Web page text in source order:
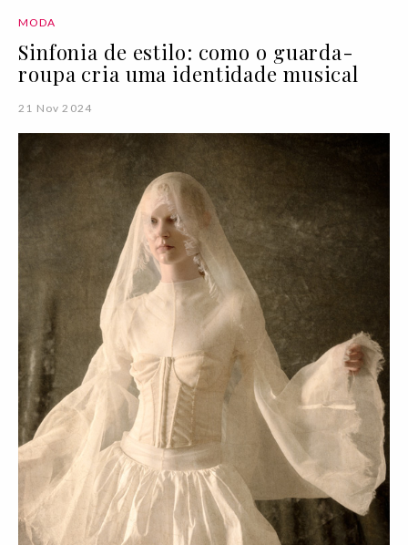
MODA
Sinfonia de estilo: como o guarda-
roupa cria uma identidade musical
21 Nov 2024